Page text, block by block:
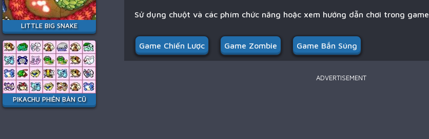
LITTLE BIG SNAKE
PIKACHU PHIÊN BẢN CŨ
Sử dụng chuột và các phím chức năng hoặc xem hướng dẫn chơi trong game
Game Chiến Lược Game Zombie Game Bắn Súng
ADVERTISEMENT